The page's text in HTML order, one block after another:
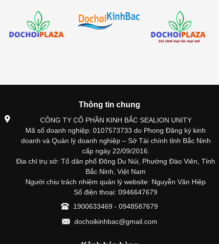
Thông tin chung
CÔNG TY CỔ PHẦN KINH BẮC SEALION UNITY
Mã số doanh nghiệp: 0107573733 do Phong Đăng ký kinh
doanh và Quản lý doanh nghiệp – Sở Tài chính tỉnh Bắc Ninh
cấp ngày 22/09/2016.
Địa chỉ trụ sở: Tổ dân phố Đông Du Núi, Phường Đào Viên, Tỉnh
Bắc Ninh, Việt Nam
Người chịu trách nhiệm quản lý website: Nguyễn Văn Hiệp
Số điện thoại: 0946647679
1900633469 - 0948587679
dochoikinhbac@gmail.com